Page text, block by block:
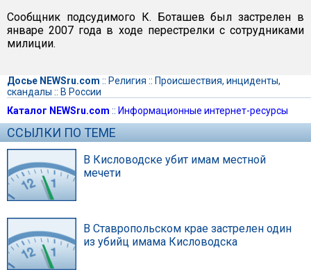
Сообщник подсудимого К. Боташев был застрелен в
январе 2007 года в ходе перестрелки с сотрудниками
милиции.
Досье NEWSru.com :: Религия :: Происшествия, инциденты,
скандалы :: В России
Каталог NEWSru.com :: Информационные интернет-ресурсы
ССЫЛКИ ПО ТЕМЕ
В Кисловодске убит имам местной
мечети
В Ставропольском крае застрелен один
из убийц имама Кисловодска